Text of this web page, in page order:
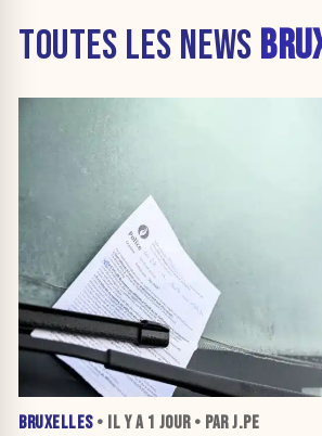
TOUTES LES NEWS
BRUXELLES• IL Y A 1 JOUR• PAR J.PE